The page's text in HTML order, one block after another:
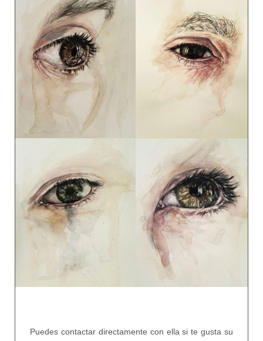
Puedes contactar directamente con ella si te gusta su